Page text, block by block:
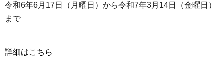
令和6年6月17日（月曜日）から令和7年3月14日（金曜日）
まで
詳細はこちら